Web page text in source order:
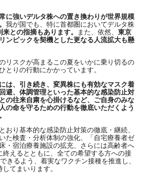
に強いデルタ株への置き換わりが世界規模
我が国でも、特に首都圏においてデルタ株
との指摘もあります。 また、依然、 東京
ンピックを契機とした更なる人流拡大も懸
リスクが高まるこの夏をいかに乗り切るの
とりの行動にかかっています。
は、引き続き、変異株にも有効なマスク着
避、体調管理といった基本的な感染防止対
の往来自粛を心掛けるなど、ご自身のみな
の命を守るための行動を徹底いただくよう
おり基本的な感染防止対策の徹底・継続、
た検査・分析体制の強化、「自宅療養者ゼ
・宿泊療養施設の拡充、さらには高齢者へ
終えるとともに、全ての希望する方への接
きるよう、着実なワクチン接種を推進し、
てまいります。